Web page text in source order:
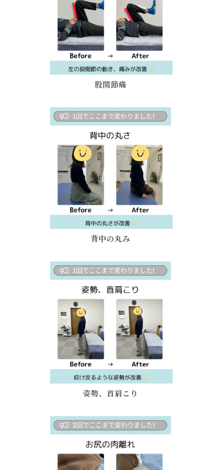
股関節痛
背中の丸み
姿勢、首肩こり
お問い合わせはこちら